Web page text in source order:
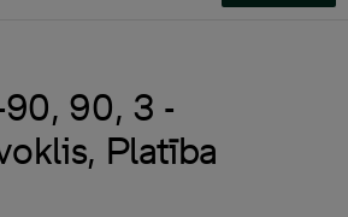
90, 3 -
Platība